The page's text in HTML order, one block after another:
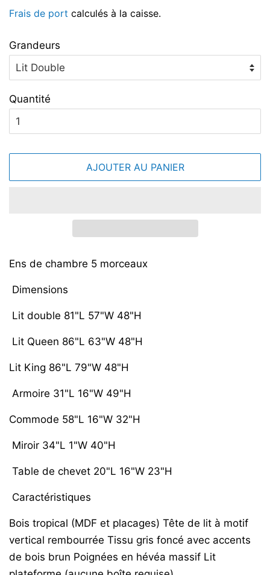
Frais de port calculés à la caisse.
Grandeurs
Quantité
AJOUTER AU PANIER
Ens de chambre 5 morceaux
Dimensions
Lit double 81"L 57"W 48"H
Lit Queen 86"L 63"W 48"H
Lit King 86"L 79"W 48"H
Armoire 31"L 16"W 49"H
Commode 58"L 16"W 32"H
Miroir 34"L 1"W 40"H
Table de chevet 20"L 16"W 23"H
Caractéristiques
Bois tropical (MDF et placages) Tête de lit à motif
vertical rembourrée Tissu gris foncé avec accents
de bois brun Poignées en hévéa massif Lit